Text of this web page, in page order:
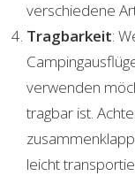
verschiedene
Tragbarkeit:
verwenden
tragbar ist.
leicht